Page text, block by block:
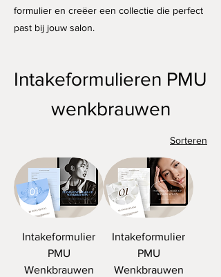
formulier en creëer een collectie die perfect
past bij jouw salon.
Intakeformulieren PMU
wenkbrauwen
Sorteren
Intakeformulier
PMU
Wenkbrauwen
Intakeformulier
PMU
Wenkbrauwen